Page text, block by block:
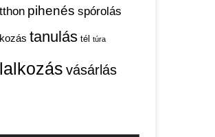
pihenés spórolás
tanulás tél túra
vásárlás